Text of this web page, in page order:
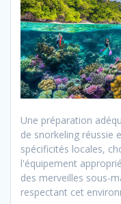
Une préparation
de snorkeling réussie
spécificités locales,
l'équipement
des merveilles sous-
respectant cet